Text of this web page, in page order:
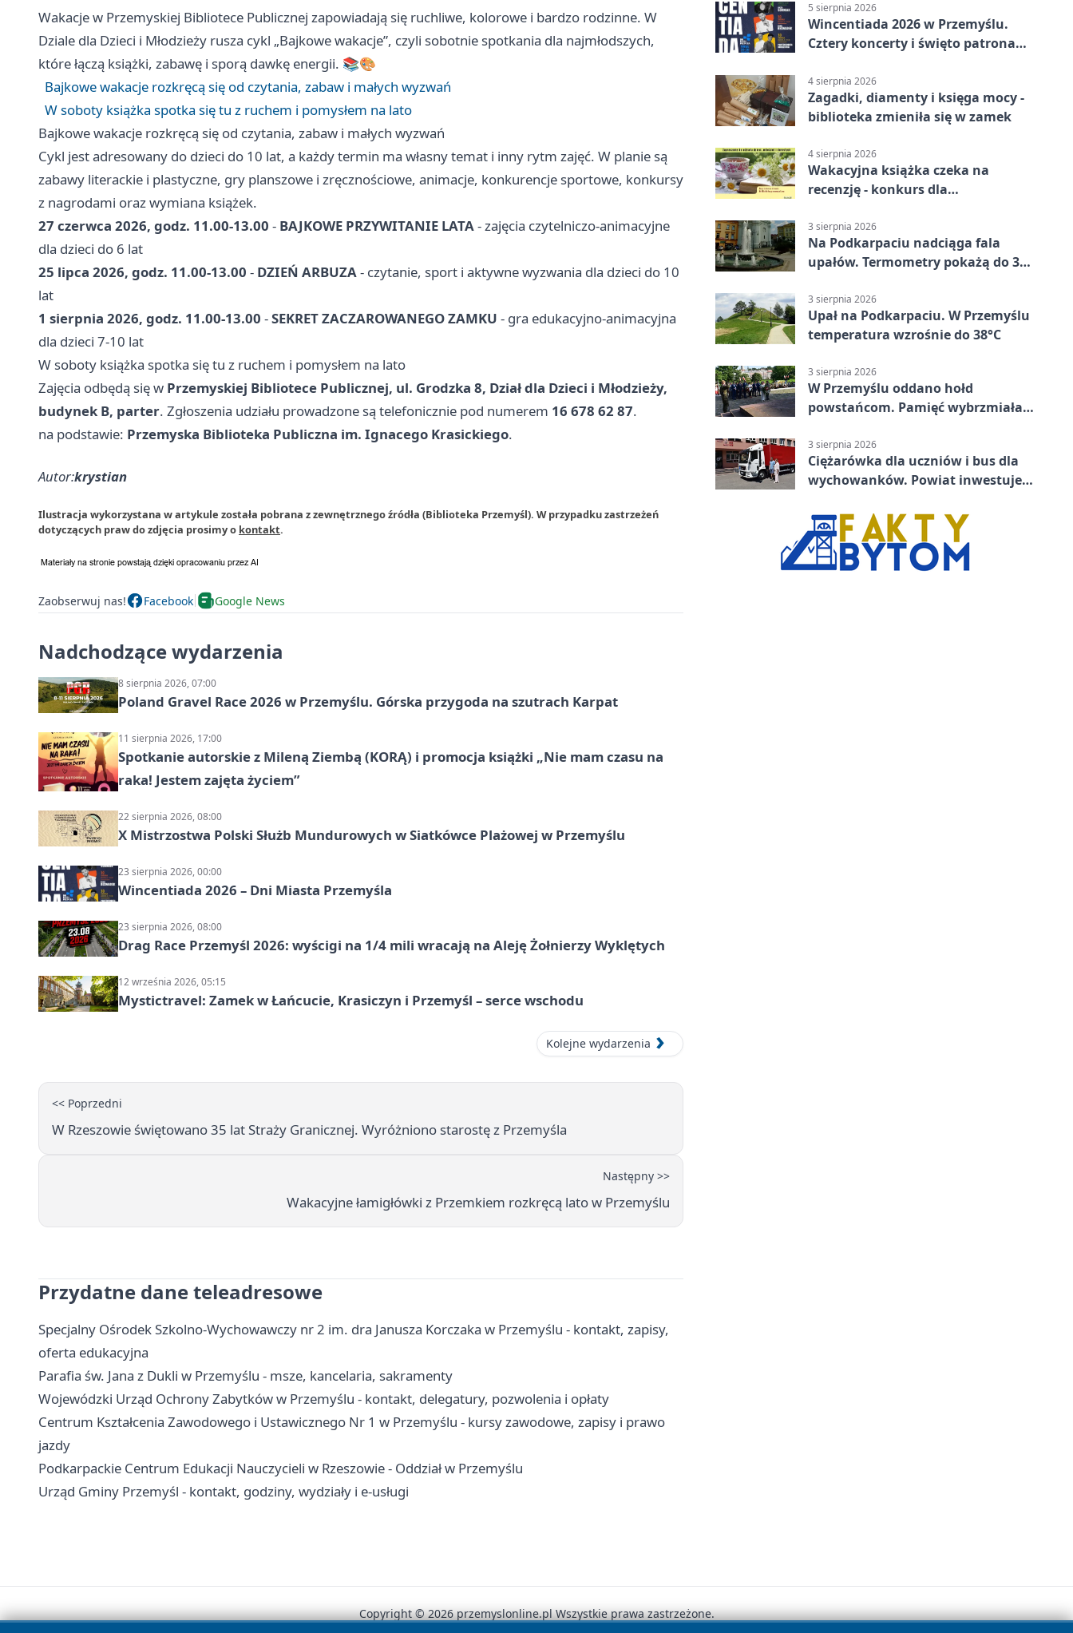
Wakacje w Przemyskiej Bibliotece Publicznej zapowiadają się ruchliwe, kolorowe i bardzo rodzinne. W
Dziale dla Dzieci i Młodzieży rusza cykl „Bajkowe wakacje”, czyli sobotnie spotkania dla najmłodszych,
które łączą książki, zabawę i sporą dawkę energii. 📚🎨
Bajkowe wakacje rozkręcą się od czytania, zabaw i małych wyzwań
W soboty książka spotka się tu z ruchem i pomysłem na lato
Bajkowe wakacje rozkręcą się od czytania, zabaw i małych wyzwań
Cykl jest adresowany do dzieci do 10 lat, a każdy termin ma własny temat i inny rytm zajęć. W planie są
zabawy literackie i plastyczne, gry planszowe i zręcznościowe, animacje, konkurencje sportowe, konkursy
z nagrodami oraz wymiana książek.
27 czerwca 2026, godz. 11.00-13.00 - BAJKOWE PRZYWITANIE LATA- zajęcia czytelniczo-animacyjne
dla dzieci do 6 lat
25 lipca 2026, godz. 11.00-13.00 - DZIEŃ ARBUZA- czytanie, sport i aktywne wyzwania dla dzieci do 10
lat
1 sierpnia 2026, godz. 11.00-13.00 -SEKRET ZACZAROWANEGO ZAMKU - gra edukacyjno-animacyjna
dla dzieci 7-10 lat
W soboty książka spotka się tu z ruchem i pomysłem na lato
Zajęcia odbędą się w Przemyskiej Bibliotece Publicznej, ul. Grodzka 8, Dział dla Dzieci i Młodzieży,
budynek B, parter. Zgłoszenia udziału prowadzone są telefonicznie pod numerem 16 678 62 87.
na podstawie: Przemyska Biblioteka Publiczna im. Ignacego Krasickiego.
Autor:krystian
Ilustracja wykorzystana w artykule została pobrana z zewnętrznego źródła (Biblioteka Przemyśl). W przypadku zastrzeżeń
dotyczących praw do zdjęcia prosimy o kontakt.
Zaobserwuj nas! Facebook Google News
Nadchodzące wydarzenia
8 sierpnia 2026, 07:00
Poland Gravel Race 2026 w Przemyślu. Górska przygoda na szutrach Karpat
11 sierpnia 2026, 17:00
Spotkanie autorskie z Mileną Ziembą (KORĄ) i promocja książki „Nie mam czasu na
raka! Jestem zajęta życiem”
22 sierpnia 2026, 08:00
X Mistrzostwa Polski Służb Mundurowych w Siatkówce Plażowej w Przemyślu
23 sierpnia 2026, 00:00
Wincentiada 2026 – Dni Miasta Przemyśla
23 sierpnia 2026, 08:00
Drag Race Przemyśl 2026: wyścigi na 1/4 mili wracają na Aleję Żołnierzy Wyklętych
12 września 2026, 05:15
Mystictravel: Zamek w Łańcucie, Krasiczyn i Przemyśl – serce wschodu
Kolejne wydarzenia
<< Poprzedni
W Rzeszowie świętowano 35 lat Straży Granicznej. Wyróżniono starostę z Przemyśla
Następny >>
Wakacyjne łamigłówki z Przemkiem rozkręcą lato w Przemyślu
Przydatne dane teleadresowe
Specjalny Ośrodek Szkolno-Wychowawczy nr 2 im. dra Janusza Korczaka w Przemyślu - kontakt, zapisy,
oferta edukacyjna
Parafia św. Jana z Dukli w Przemyślu - msze, kancelaria, sakramenty
Wojewódzki Urząd Ochrony Zabytków w Przemyślu - kontakt, delegatury, pozwolenia i opłaty
Centrum Kształcenia Zawodowego i Ustawicznego Nr 1 w Przemyślu - kursy zawodowe, zapisy i prawo
jazdy
Podkarpackie Centrum Edukacji Nauczycieli w Rzeszowie - Oddział w Przemyślu
Urząd Gminy Przemyśl - kontakt, godziny, wydziały i e-usługi
5 sierpnia 2026
Wincentiada 2026 w Przemyślu.
Cztery koncerty i święto patrona
4 sierpnia 2026
Zagadki, diamenty i księga mocy -
biblioteka zmieniła się w zamek
4 sierpnia 2026
Wakacyjna książka czeka na
recenzję - konkurs dla
3 sierpnia 2026
Na Podkarpaciu nadciąga fala
upałów. Termometry pokażą do 36
3 sierpnia 2026
Upał na Podkarpaciu. W Przemyślu
temperatura wzrośnie do 38°C
3 sierpnia 2026
W Przemyślu oddano hołd
powstańcom. Pamięć wybrzmiała
3 sierpnia 2026
Ciężarówka dla uczniów i bus dla
wychowanków. Powiat inwestuje
Copyright © 2026 przemyslonline.pl Wszystkie prawa zastrzeżone.